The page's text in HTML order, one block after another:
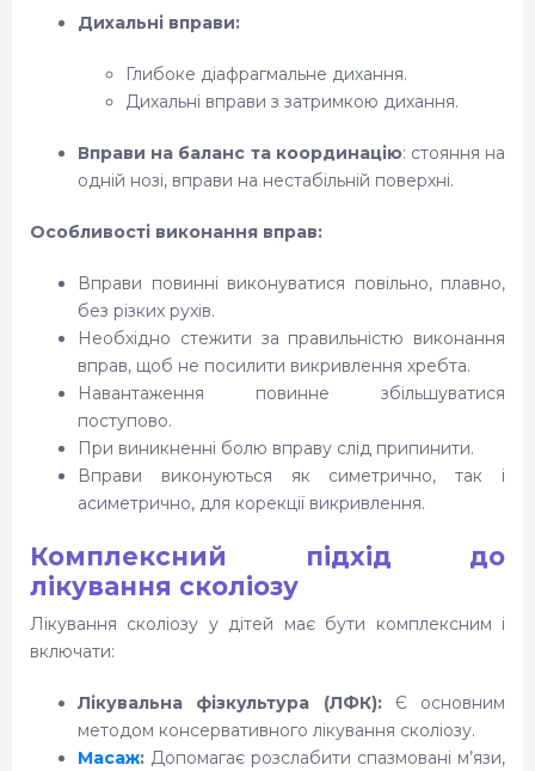
Дихальні вправи:
Глибоке діафрагмальне дихання.
Дихальні вправи з затримкою дихання.
Вправи на баланс та координацію: стояння на
одній нозі, вправи на нестабільній поверхні.
Особливості виконання вправ:
Вправи повинні виконуватися повільно, плавно,
без різких рухів.
Необхідно стежити за правильністю виконання
вправ, щоб не посилити викривлення хребта.
Навантаження повинне збільшуватися
поступово.
При виникненні болю вправу слід припинити.
Вправи виконуються як симетрично, так і
асиметрично, для корекції викривлення.
Комплексний підхід до
лікування сколіозу
Лікування сколіозу у дітей має бути комплексним і
включати:
Лікувальна фізкультура (ЛФК):Є основним
методом консервативного лікування сколіозу.
Масаж: Допомагає розслабити спазмовані м’язи,